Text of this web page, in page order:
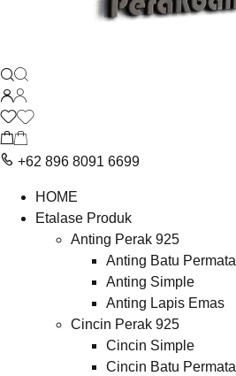
+62 896 8091 6699
HOME
Etalase Produk
Anting Perak 925
Anting Batu Permata
Anting Simple
Anting Lapis Emas
Cincin Perak 925
Cincin Simple
Cincin Batu Permata